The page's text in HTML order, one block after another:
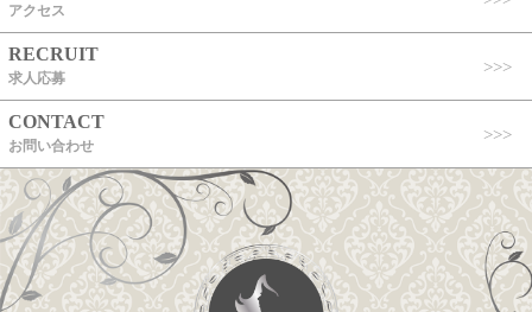
アクセス
RECRUIT
求人応募
CONTACT
お問い合わせ